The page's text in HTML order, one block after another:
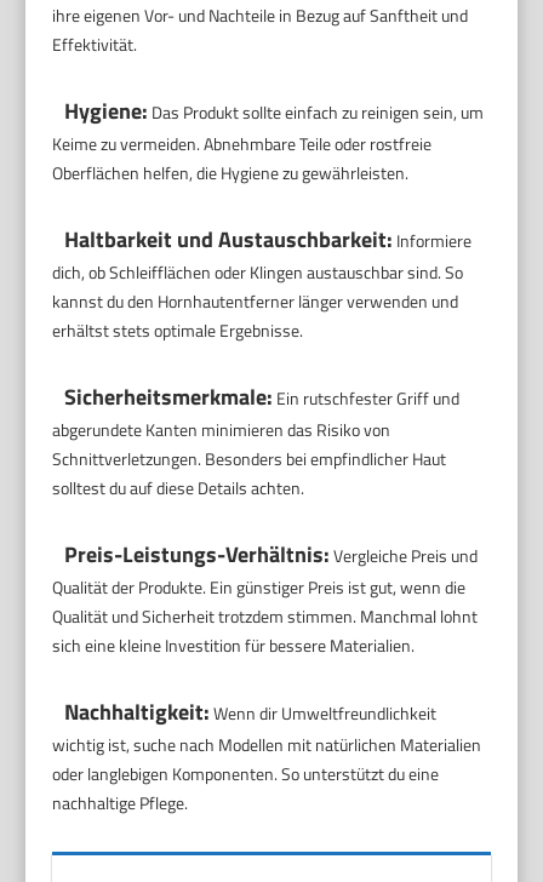
ihre eigenen Vor- und Nachteile in Bezug auf Sanftheit und
Effektivität.
Hygiene: Das Produkt sollte einfach zu reinigen sein, um
Keime zu vermeiden. Abnehmbare Teile oder rostfreie
Oberflächen helfen, die Hygiene zu gewährleisten.
Haltbarkeit und Austauschbarkeit: Informiere
dich, ob Schleifflächen oder Klingen austauschbar sind. So
kannst du den Hornhautentferner länger verwenden und
erhältst stets optimale Ergebnisse.
Sicherheitsmerkmale: Ein rutschfester Griff und
abgerundete Kanten minimieren das Risiko von
Schnittverletzungen. Besonders bei empfindlicher Haut
solltest du auf diese Details achten.
Preis-Leistungs-Verhältnis:Vergleiche Preis und
Qualität der Produkte. Ein günstiger Preis ist gut, wenn die
Qualität und Sicherheit trotzdem stimmen. Manchmal lohnt
sich eine kleine Investition für bessere Materialien.
Nachhaltigkeit:Wenn dir Umweltfreundlichkeit
wichtig ist, suche nach Modellen mit natürlichen Materialien
oder langlebigen Komponenten. So unterstützt du eine
nachhaltige Pflege.